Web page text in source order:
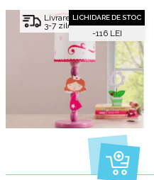
Livrare rapida
3-7 zile
LICHIDARE DE STOC
-116 LEI